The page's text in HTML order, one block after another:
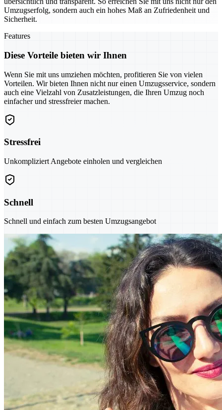
Umzugserfolg, sondern auch ein hohes Maß an Zufriedenheit und
Sicherheit.
Features
Diese Vorteile bieten wir Ihnen
Wenn Sie mit uns umziehen möchten, profitieren Sie von vielen
Vorteilen. Wir bieten Ihnen nicht nur einen Umzugsservice, sondern
auch eine Vielzahl von Zusatzleistungen, die Ihren Umzug noch
einfacher und stressfreier machen.
Stressfrei
Unkompliziert Angebote einholen und vergleichen
Schnell
Schnell und einfach zum besten Umzugsangebot